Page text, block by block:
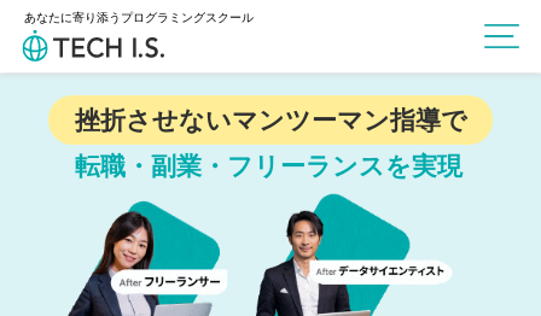
あなたに寄り添うプログラミングスクール
挫折させないマンツーマン指導で
転職・副業・フリーランスを実現